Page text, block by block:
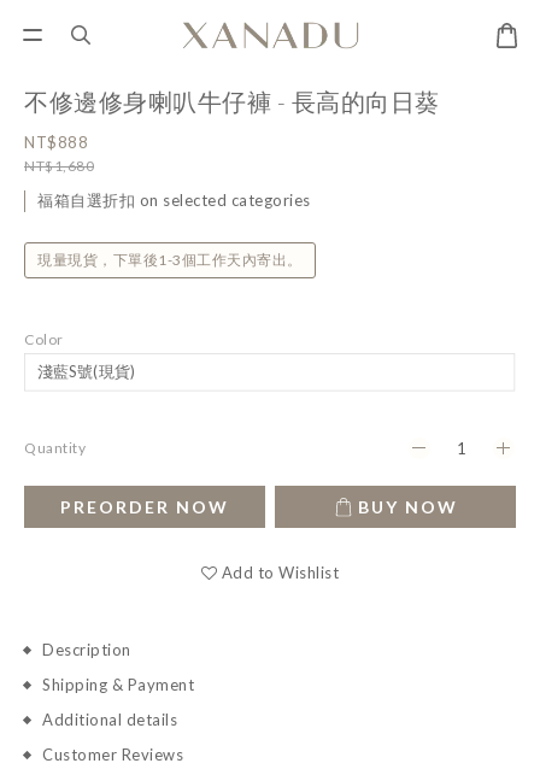
不修邊修身喇叭牛仔褲 - 長高的向日葵
NT$888
NT$1,680
福箱自選折扣 on selected categories
現量現貨，下單後1-3個工作天內寄出。
Color
Quantity
PREORDER NOW BUY NOW
Add to Wishlist
Description
Shipping & Payment
Additional details
Customer Reviews